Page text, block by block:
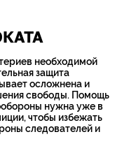
необходимой
защита
осложнена и
свободы. Помощь
нужна уже в
чтобы избежать
следователей и